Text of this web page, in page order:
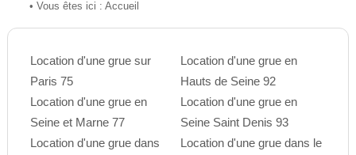
• Vous êtes ici : Accueil
Location d'une grue sur
Paris 75
Location d'une grue en
Seine et Marne 77
Location d'une grue dans
Location d'une grue en
Hauts de Seine 92
Location d'une grue en
Seine Saint Denis 93
Location d'une grue dans le